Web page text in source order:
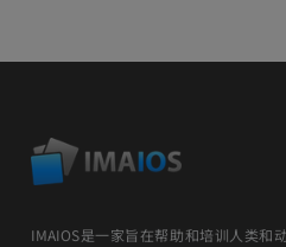
IMAIOS是一家旨在帮助和培训人类和